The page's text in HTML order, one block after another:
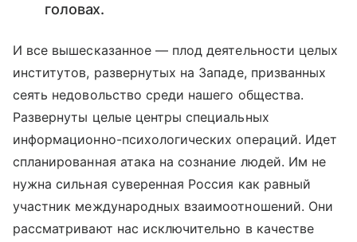
головах.
И все вышесказанное — плод деятельности целых
институтов, развернутых на Западе, призванных
сеять недовольство среди нашего общества.
Развернуты целые центры специальных
информационно-психологических операций. Идет
спланированная атака на сознание людей. Им не
нужна сильная суверенная Россия как равный
участник международных взаимоотношений. Они
рассматривают нас исключительно в качестве